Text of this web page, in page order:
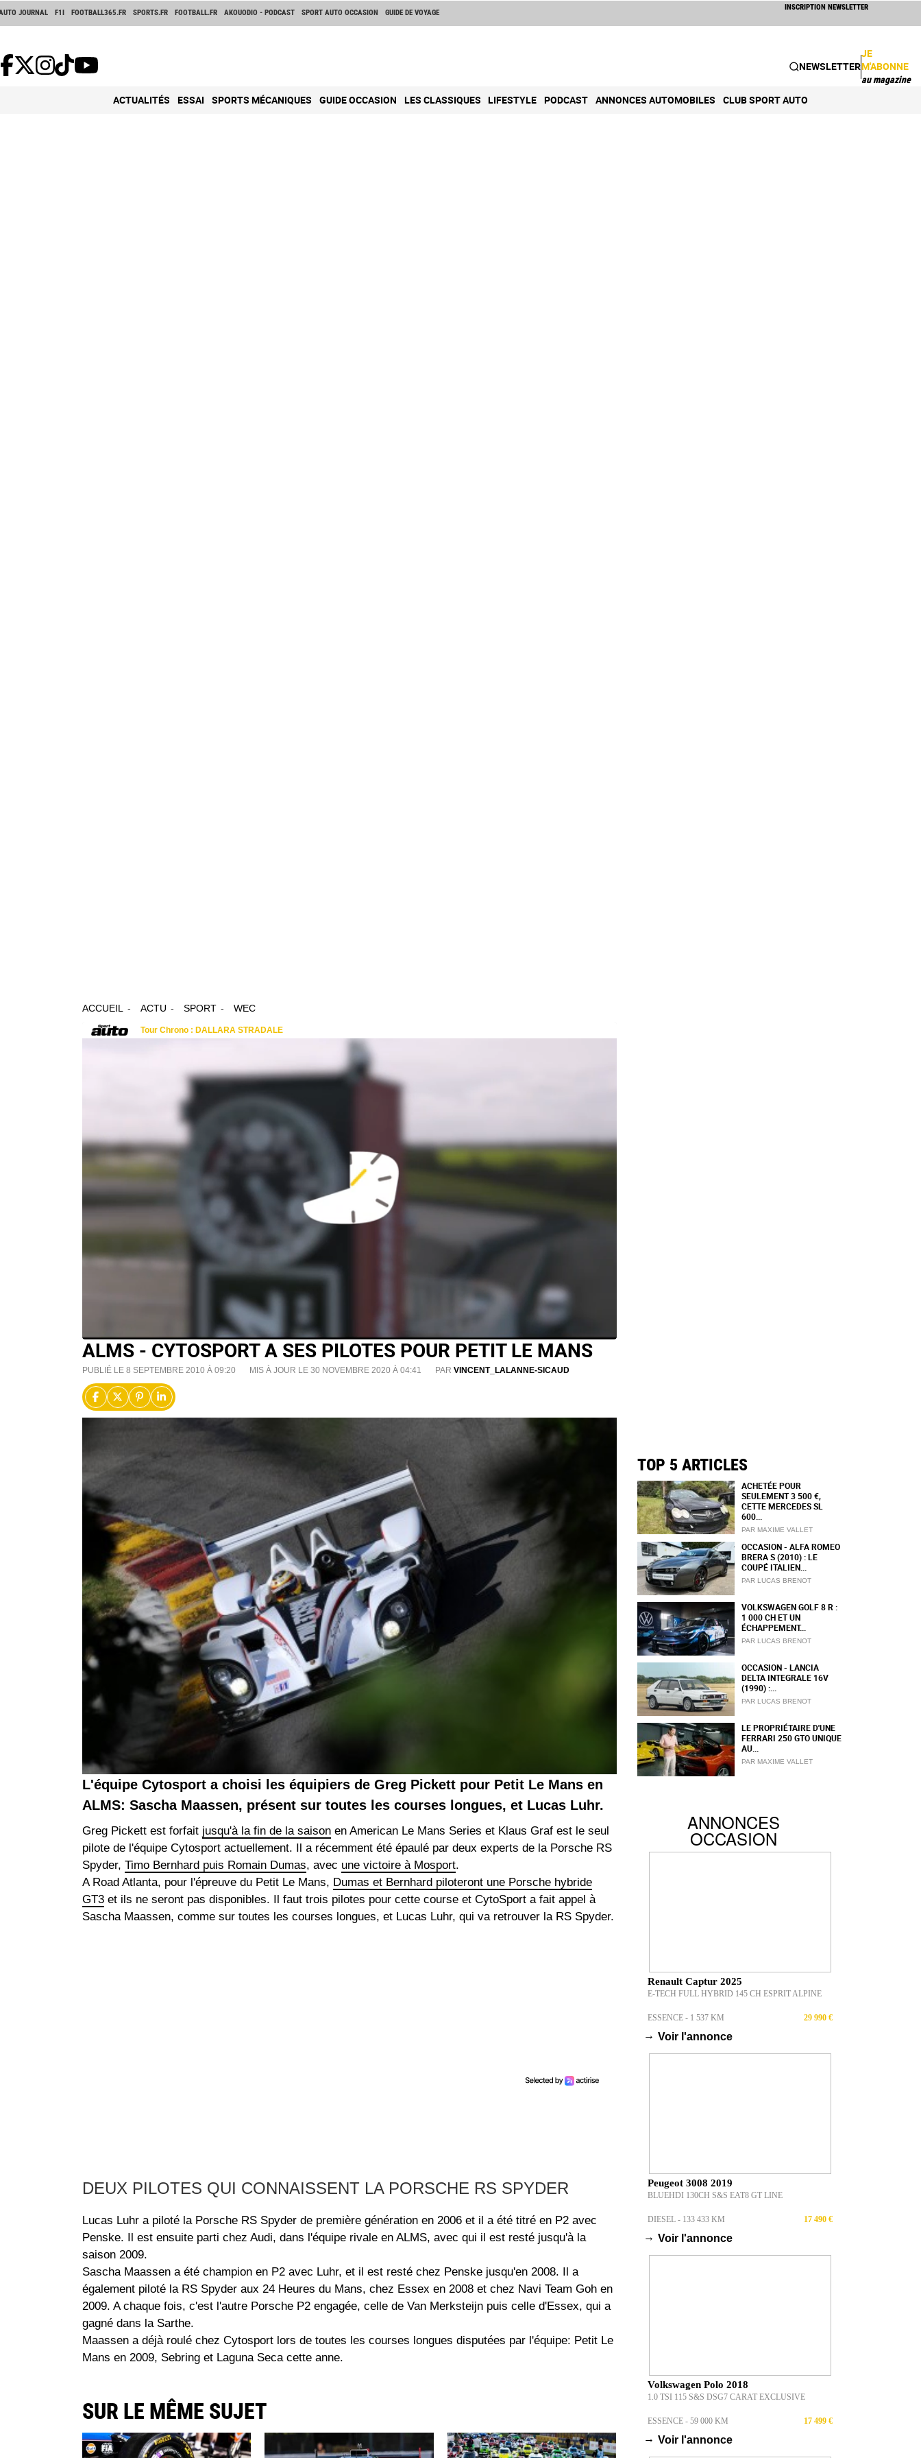
JOURNAL F1I FOOTBALL365.FR SPORTS.FR FOOTBALL.FR AKOUODIO - PODCAST SPORT AUTO OCCASION GUIDE DE VOYAGE
INSCRIPTION NEWSLETTER
NEWSLETTER
JE
M'ABONNE
au magazine
ACTUALITÉS ESSAI SPORTS MÉCANIQUES GUIDE OCCASION LES CLASSIQUES LIFESTYLE PODCAST ANNONCES AUTOMOBILES CLUB SPORT AUTO
ACCUEIL ACTU SPORT WEC
ALMS - CYTOSPORT A SES PILOTES POUR PETIT LE MANS
PUBLIÉ LE 8 SEPTEMBRE 2010 À 09:20 MIS À JOUR LE 30 NOVEMBRE 2020 À 04:41 PAR VINCENT_LALANNE-SICAUD
L'équipe Cytosport a choisi les équipiers de Greg Pickett pour Petit Le Mans en
ALMS: Sascha Maassen, présent sur toutes les courses longues, et Lucas Luhr.
Greg Pickett est forfait jusqu'à la fin de la saisonen American Le Mans Series et Klaus Graf est le seul
pilote de l'équipe Cytosport actuellement. Il a récemment été épaulé par deux experts de la Porsche RS
Spyder, Timo Bernhard puis Romain Dumas, avec une victoire à Mosport.
A Road Atlanta, pour l'épreuve du Petit Le Mans, Dumas et Bernhard piloteront une Porsche hybride
GT3et ils ne seront pas disponibles. Il faut trois pilotes pour cette course et CytoSport a fait appel à
Sascha Maassen, comme sur toutes les courses longues, et Lucas Luhr, qui va retrouver la RS Spyder.
DEUX PILOTES QUI CONNAISSENT LA PORSCHE RS SPYDER
Lucas Luhr a piloté la Porsche RS Spyder de première génération en 2006 et il a été titré en P2 avec
Penske. Il est ensuite parti chez Audi, dans l'équipe rivale en ALMS, avec qui il est resté jusqu'à la
saison 2009.
Sascha Maassen a été champion en P2 avec Luhr, et il est resté chez Penske jusqu'en 2008. Il a
également piloté la RS Spyder aux 24 Heures du Mans, chez Essex en 2008 et chez Navi Team Goh en
2009. A chaque fois, c'est l'autre Porsche P2 engagée, celle de Van Merksteijn puis celle d'Essex, qui a
gagné dans la Sarthe.
Maassen a déjà roulé chez Cytosport lors de toutes les courses longues disputées par l'équipe: Petit Le
Mans en 2009, Sebring et Laguna Seca cette anne.
SUR LE MÊME SUJET
TOP 5 ARTICLES
ACHETÉE POUR
SEULEMENT 3 500 €,
CETTE MERCEDES SL
600...
PAR MAXIME VALLET
OCCASION - ALFA ROMEO
BRERA S (2010) : LE
COUPÉ ITALIEN...
PAR LUCAS BRENOT
VOLKSWAGEN GOLF 8 R :
1 000 CH ET UN
ÉCHAPPEMENT...
PAR LUCAS BRENOT
OCCASION - LANCIA
DELTA INTEGRALE 16V
(1990) :...
PAR LUCAS BRENOT
LE PROPRIÉTAIRE D'UNE
FERRARI 250 GTO UNIQUE
AU...
PAR MAXIME VALLET
ANNONCES
OCCASION
Renault Captur 2025
E-TECH FULL HYBRID 145 CH ESPRIT ALPINE
ESSENCE - 1 537 KM 29 990 €
→ Voir l'annonce
Peugeot 3008 2019
BLUEHDI 130CH S&S EAT8 GT LINE
DIESEL - 133 433 KM 17 490 €
→ Voir l'annonce
Volkswagen Polo 2018
1.0 TSI 115 S&S DSG7 CARAT EXCLUSIVE
ESSENCE - 59 000 KM 17 499 €
→ Voir l'annonce